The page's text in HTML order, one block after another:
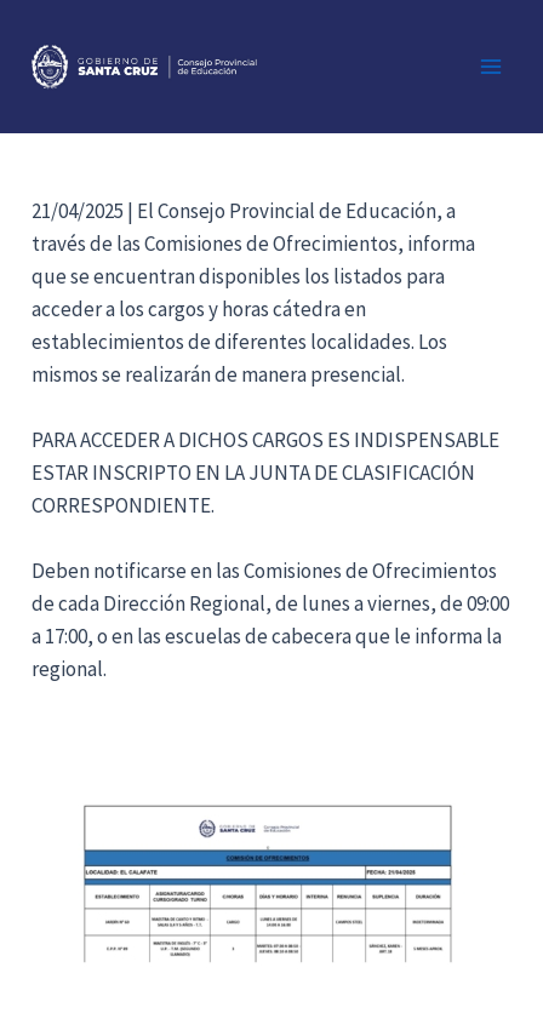
contenido
21/04/2025 | El Consejo Provincial de Educación, a
través de las Comisiones de Ofrecimientos, informa
que se encuentran disponibles los listados para
acceder a los cargos y horas cátedra en
establecimientos de diferentes localidades. Los
mismos se realizarán de manera presencial.
PARA ACCEDER A DICHOS CARGOS ES INDISPENSABLE
ESTAR INSCRIPTO EN LA JUNTA DE CLASIFICACIÓN
CORRESPONDIENTE.
Deben notificarse en las Comisiones de Ofrecimientos
de cada Dirección Regional, de lunes a viernes, de 09:00
a 17:00, o en las escuelas de cabecera que le informa la
regional.